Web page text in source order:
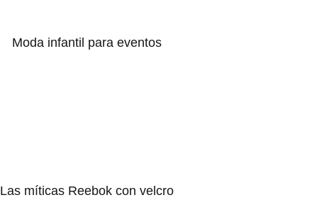
Moda infantil para eventos
Las míticas Reebok con velcro